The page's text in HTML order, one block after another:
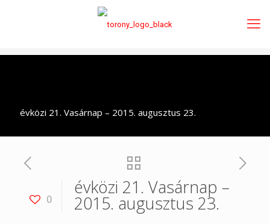
évközi 21. Vasárnap – 2015. augusztus 23.
0
évközi 21. Vasárnap –
2015. augusztus 23.